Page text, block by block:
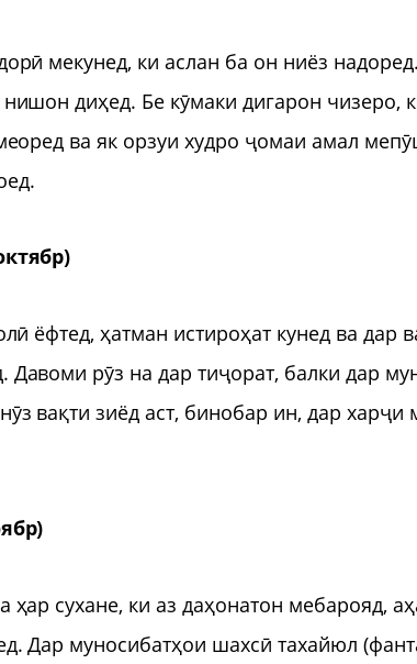
мекунед, ки аслан ба он ниёз
диҳед. Бе кӯмаки дигарон чизеро,
ва як орзуи худро ҷомаи амал
ёфтед, ҳатман истироҳат кунед ва дар
рӯз на дар тиҷорат, балки дар
вақти зиёд аст, бинобар ин, дар харҷи
сухане, ки аз даҳонатон мебарояд,
Дар муносибатҳои шахсӣ тахайюл